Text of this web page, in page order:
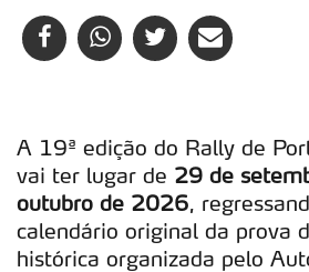
A 19ª edição do Rally de
vai ter lugar de 29 de
outubro de 2026,
calendário original da prova
histórica organizada pelo